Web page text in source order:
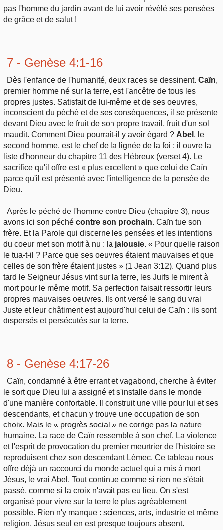
pas l'homme du jardin avant de lui avoir révélé ses pensées
de grâce et de salut !
7 - Genèse 4:1-16
Dès l'enfance de l'humanité, deux races se dessinent.Caïn,
premier homme né sur la terre, est l'ancêtre de tous les
propres justes. Satisfait de lui-même et de ses oeuvres,
inconscient du péché et de ses conséquences, il se présente
devant Dieu avec le fruit de son propre travail, fruit d'un sol
maudit. Comment Dieu pourrait-il y avoir égard ? Abel , le
second homme, est le chef de la lignée de la foi ; il ouvre la
liste d'honneur du chapitre 11 des Hébreux (verset 4). Le
sacrifice qu'il offre est « plus excellent » que celui de Caïn
parce qu'il est présenté avec l'intelligence de la pensée de
Dieu.
Après le péché de l'homme contre Dieu (chapitre 3), nous
avons ici son péché contre son prochain. Caïn tue son
frère. Et la Parole qui discerne les pensées et les intentions
du coeur met son motif à nu : la jalousie. « Pour quelle raison
le tua-t-il ? Parce que ses oeuvres étaient mauvaises et que
celles de son frère étaient justes » (1 Jean 3:12). Quand plus
tard le Seigneur Jésus vint sur la terre, les Juifs le mirent à
mort pour le même motif. Sa perfection faisait ressortir leurs
propres mauvaises oeuvres. Ils ont versé le sang du vrai
Juste et leur châtiment est aujourd'hui celui de Caïn : ils sont
dispersés et persécutés sur la terre.
8 - Genèse 4:17-26
Caïn, condamné à être errant et vagabond, cherche à éviter
le sort que Dieu lui a assigné et s'installe dans le monde
d'une manière confortable. Il construit une ville pour lui et ses
descendants, et chacun y trouve une occupation de son
choix. Mais le « progrès social » ne corrige pas la nature
humaine. La race de Caïn ressemble à son chef. La violence
et l'esprit de provocation du premier meurtrier de l'histoire se
reproduisent chez son descendant Lémec. Ce tableau nous
offre déjà un raccourci du monde actuel qui a mis à mort
Jésus, le vrai Abel. Tout continue comme si rien ne s'était
passé, comme si la croix n'avait pas eu lieu. On s'est
organisé pour vivre sur la terre le plus agréablement
possible. Rien n'y manque : sciences, arts, industrie et même
religion. Jésus seul en est presque toujours absent.